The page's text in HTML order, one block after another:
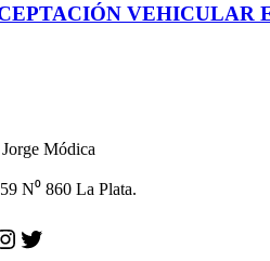
VEHICULAR
Módica
N⁰ 860 La Plata.
Twitter